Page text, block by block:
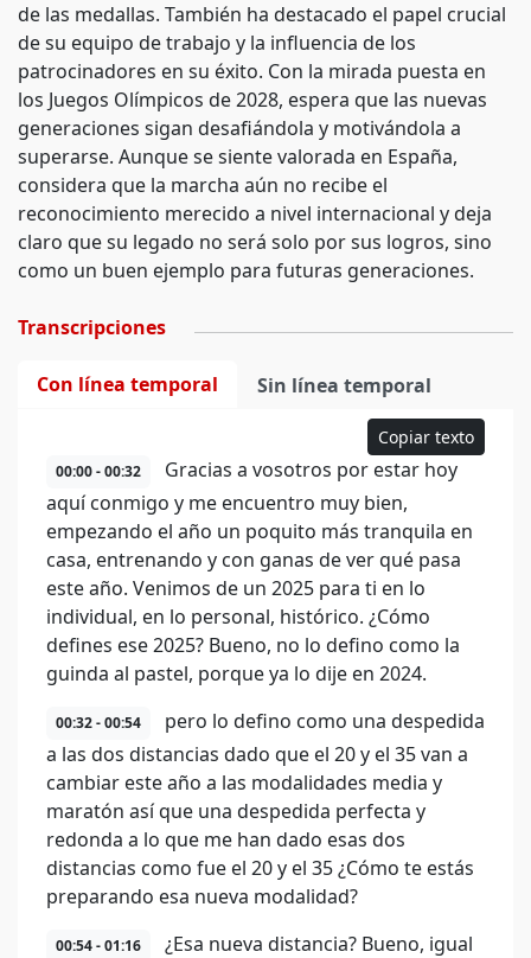
de las medallas. También ha destacado el papel crucial
de su equipo de trabajo y la influencia de los
patrocinadores en su éxito. Con la mirada puesta en
los Juegos Olímpicos de 2028, espera que las nuevas
generaciones sigan desafiándola y motivándola a
superarse. Aunque se siente valorada en España,
considera que la marcha aún no recibe el
reconocimiento merecido a nivel internacional y deja
claro que su legado no será solo por sus logros, sino
como un buen ejemplo para futuras generaciones.
Transcripciones
Con línea temporal Sin línea temporal
Copiar texto
00:00 - 00:32
Gracias a vosotros por estar hoy
aquí conmigo y me encuentro muy bien,
empezando el año un poquito más tranquila en
casa, entrenando y con ganas de ver qué pasa
este año. Venimos de un 2025 para ti en lo
individual, en lo personal, histórico. ¿Cómo
defines ese 2025? Bueno, no lo defino como la
guinda al pastel, porque ya lo dije en 2024.
00:32 - 00:54
pero lo defino como una despedida
a las dos distancias dado que el 20 y el 35 van a
cambiar este año a las modalidades media y
maratón así que una despedida perfecta y
redonda a lo que me han dado esas dos
distancias como fue el 20 y el 35 ¿Cómo te estás
preparando esa nueva modalidad?
00:54 - 01:16
¿Esa nueva distancia? Bueno, igual